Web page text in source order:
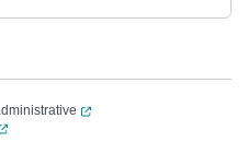
(ouverture dans un
(ouverture dans un nouvel onglet)